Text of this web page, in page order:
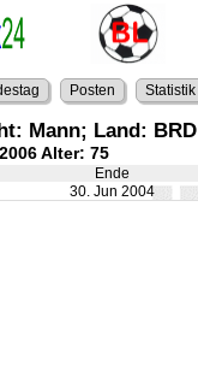
Posten Statistik
Mann; Land: BRD
Alter: 75
Ende
30. Jun 2004